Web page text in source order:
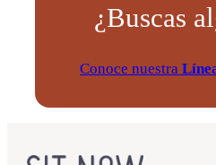
¿Buscas
Conoce nuestra